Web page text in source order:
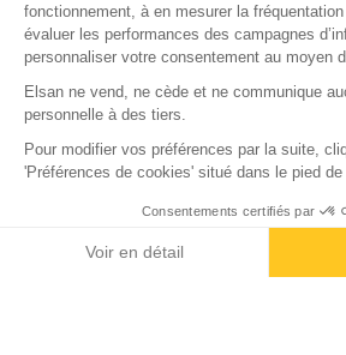
fonctionnement, à en mesurer la
évaluer les performances des campagnes
personnaliser votre consentement au moyen
Elsan ne vend, ne cède et ne communique
personnelle à des tiers.
Pour modifier vos préférences par la suite,
'Préférences de cookies' situé dans le pied de
Consentements certifiés par
Voir en détail
Devenir fournisseur
© Copyright 2026 Elsan
Mentions Légales-Données personnelles
Agence digitale : VOID